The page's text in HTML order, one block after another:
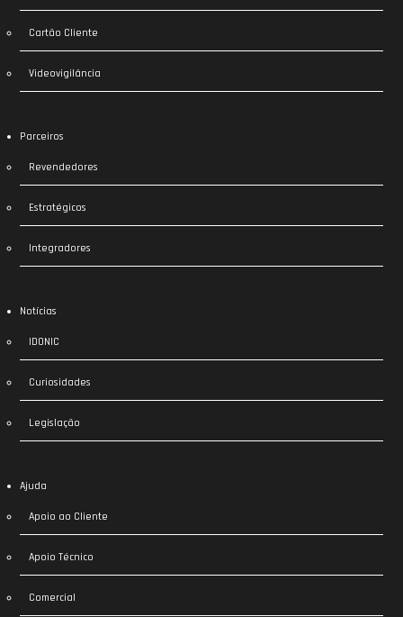
Cartão Cliente
Videovigilância
Parceiros
Revendedores
Estratégicos
Integradores
Notícias
IDONIC
Curiosidades
Legislação
Ajuda
Apoio ao Cliente
Apoio Técnico
Comercial